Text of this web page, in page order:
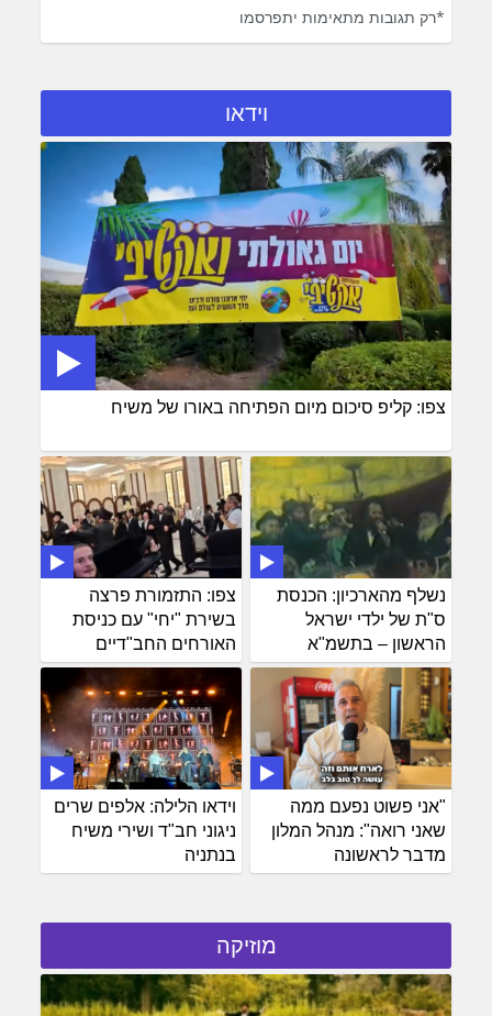
*רק תגובות מתאימות יתפרסמו
וידאו
צפו: קליפ סיכום מיום הפתיחה באורו של משיח
צפו: התזמורת פרצה
בשירת "יחי" עם כניסת
האורחים החב"דיים
נשלף מהארכיון: הכנסת
ס"ת של ילדי ישראל
הראשון – בתשמ"א
וידאו הלילה: אלפים שרים
ניגוני חב"ד ושירי משיח
בנתניה
"אני פשוט נפעם ממה
שאני רואה": מנהל המלון
מדבר לראשונה
מוזיקה